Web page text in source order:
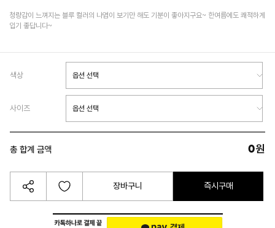
청량감이 느껴지는 블루 컬러의 나염이 보기만 해도 기분이 좋아지구요~ 한여름에도 쾌적하게
입기 좋답니다~
색상
사이즈
총 합계 금액 0원
장바구니 즉시구매